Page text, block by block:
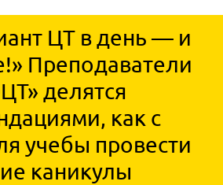
ЦТ в день — и
Преподаватели
делятся
как с
учебы провести
каникулы